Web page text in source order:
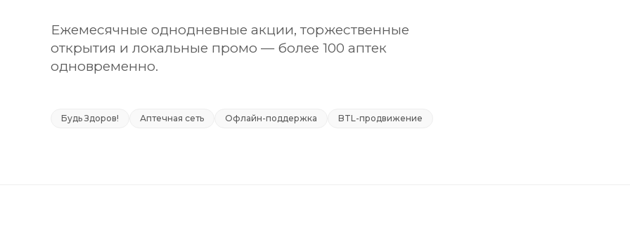
Ежемесячные однодневные акции, торжественные
открытия и локальные промо — более 100 аптек
одновременно.
Будь Здоров! Аптечная сеть Офлайн-поддержка BTL-продвижение